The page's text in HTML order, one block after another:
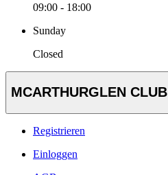
09:00 - 18:00
Sunday
Closed
MCARTHURGLEN CLUB
Registrieren
Einloggen